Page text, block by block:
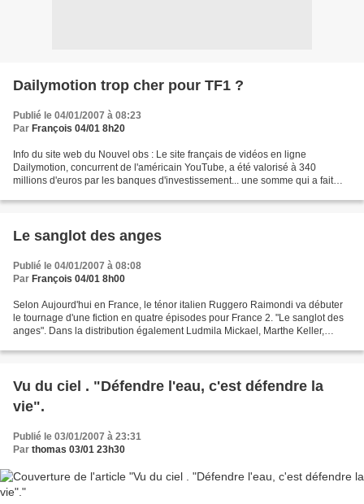
Dailymotion trop cher pour TF1 ?
Publié le 04/01/2007 à 08:23
Par François 04/01 8h20
Info du site web du Nouvel obs : Le site français de vidéos en ligne
Dailymotion, concurrent de l'américain YouTube, a été valorisé à 340
millions d'euros par les banques d'investissement... une somme qui a fait
Le sanglot des anges
Publié le 04/01/2007 à 08:08
Par François 04/01 8h00
Selon Aujourd'hui en France, le ténor italien Ruggero Raimondi va débuter
le tournage d'une fiction en quatre épisodes pour France 2. "Le sanglot des
anges". Dans la distribution également Ludmila Mickael, Marthe Keller,
Vu du ciel . "Défendre l'eau, c'est défendre la
vie".
Publié le 03/01/2007 à 23:31
Par thomas 03/01 23h30